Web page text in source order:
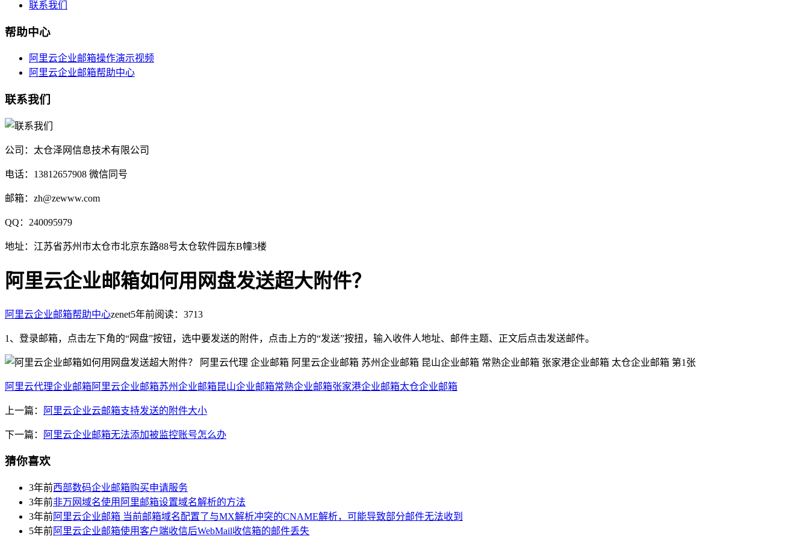
联系我们
帮助中心
阿里云企业邮箱操作演示视频
阿里云企业邮箱帮助中心
联系我们
公司：太仓泽网信息技术有限公司
电话：13812657908 微信同号
邮箱：zh@zewww.com
QQ：240095979
地址：江苏省苏州市太仓市北京东路88号太仓软件园东B幢3楼
阿里云企业邮箱如何用网盘发送超大附件？
阿里云企业邮箱帮助中心zenet5年前阅读：3713
1、登录邮箱，点击左下角的“网盘”按钮，选中要发送的附件，点击上方的“发送”按扭，输入收件人地址、邮件主题、正文后点击发送邮件。
阿里云代理企业邮箱阿里云企业邮箱苏州企业邮箱昆山企业邮箱常熟企业邮箱张家港企业邮箱太仓企业邮箱
上一篇： 阿里云企业云邮箱支持发送的附件大小
下一篇： 阿里云企业邮箱无法添加被监控账号怎么办
猜你喜欢
3年前西部数码企业邮箱购买申请服务
3年前非万网域名使用阿里邮箱设置域名解析的方法
3年前阿里云企业邮箱 当前邮箱域名配置了与MX解析冲突的CNAME解析，可能导致部分邮件无法收到
5年前阿里云企业邮箱使用客户端收信后WebMail收信箱的邮件丢失